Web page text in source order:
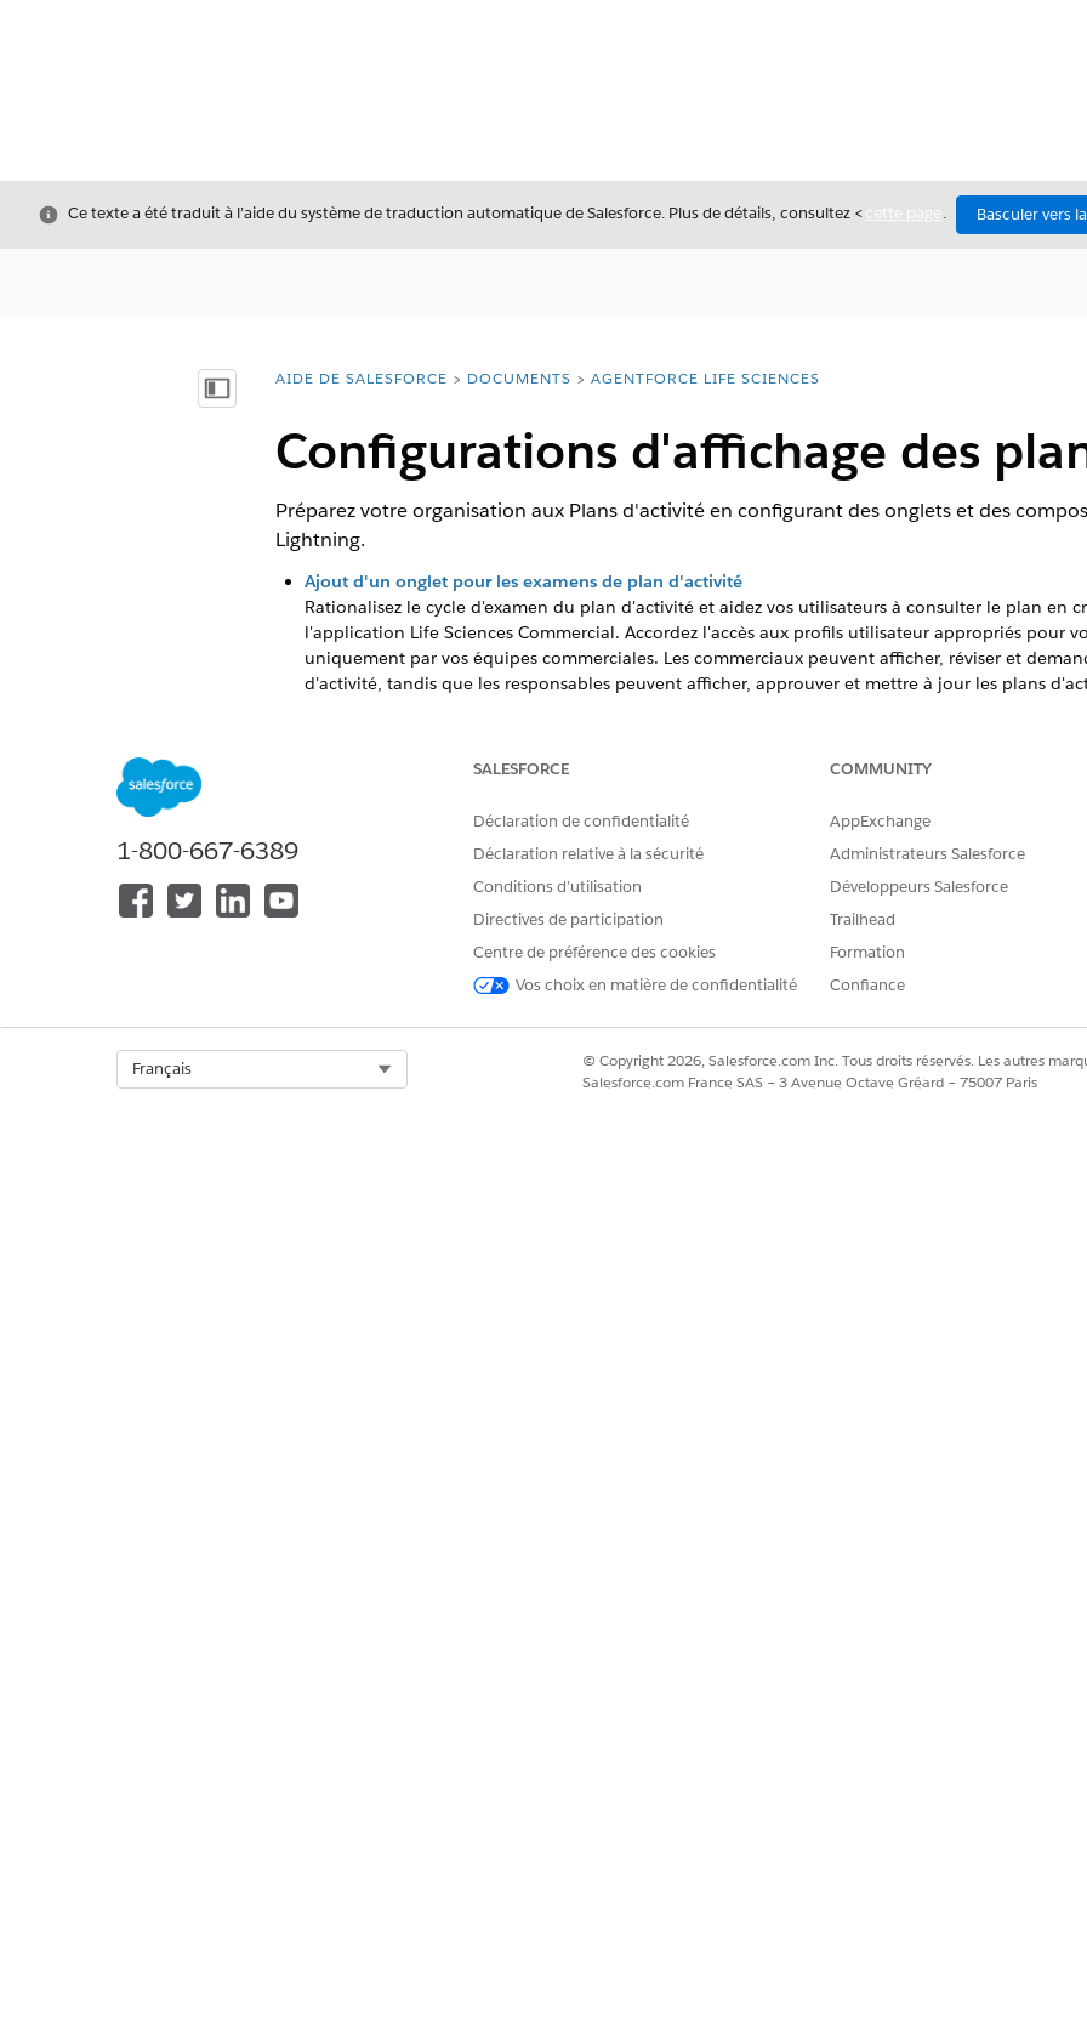
Fermer
Ce texte a été traduit à l’aide du système de traduction automatique de Salesforce. Plus de détails, consultez <cette page . Basculer vers
Afficher la table des matières
Vous êtes ici :
AIDE DE SALESFORCE DOCUMENTS AGENTFORCE LIFE SCIENCES
Configurations d'affichage des
Préparez votre organisation aux Plans d'activité en configurant des onglets et des
Lightning.
Ajout d'un onglet pour les examens de plan d'activité
Rationalisez le cycle d'examen du plan d'activité et aidez vos utilisateurs à consulter le plan en
l'application Life Sciences Commercial. Accordez l'accès aux profils utilisateur appropriés pour
uniquement par vos équipes commerciales. Les commerciaux peuvent afficher, réviser et
d'activité, tandis que les responsables peuvent afficher, approuver et mettre à jour les plans
Ajout du composant Lightning Plan d'activité à la page d'enregistrement Compte
commerciales une vue contextuelle des objectifs du compte et de la progression spécifique au
riche en données dans l'ensemble de votre organisation pour garantir une vue cohérente des
utilisateurs peuvent également appliquer divers filtres pour afficher les taux de réalisation réels
Page d'accueil du plan d'activité
La page d'accueil de l'application Life Sciences Commercial offre aux commerciaux et aux
objectifs de leur plan d'activité. Le composant Plan d'activité incorporé associe un résumé des
performances produit par produit, définie comme expérience par défaut pour exposer les
1-800-667-6389
SALESFORCE
Déclaration de confidentialité
Déclaration relative à la sécurité
Conditions d’utilisation
Directives de participation
Centre de préférence des cookies
Vos choix en matière de confidentialité
COMMUNITY
AppExchange
Administrateurs Salesforce
Développeurs Salesforce
Trailhead
Formation
Confiance
Français
© Copyright 2026, Salesforce.com Inc. Tous droits réservés. Les autres
Salesforce.com France SAS – 3 Avenue Octave Gréard – 75007 Paris